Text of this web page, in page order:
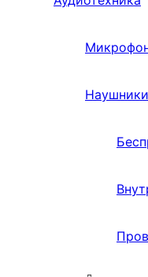
Наушники